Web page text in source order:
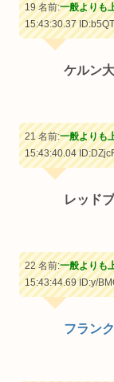
19 名前:一般よりも
15:43:30.37
ケルン
21 名前:一般よりも
15:43:40.04
レッド
22 名前:一般よりも
15:43:44.69ID:y/
フラン